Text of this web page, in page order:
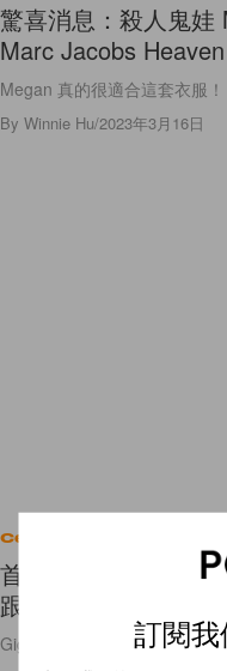
驚喜消息：殺人鬼娃
Marc Jacobs
Megan 真的很適合這套衣服！
By Winnie Hu/2023年3月16日
Celebrities
首次為人母就要當「
跟前度 Zayn Malik
Gigi Hadid 真的是個很帥氣又
訂閱